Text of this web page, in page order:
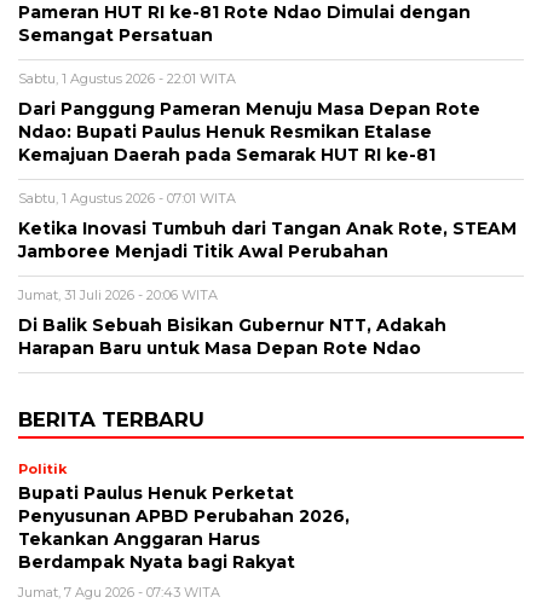
Pameran HUT RI ke-81 Rote Ndao Dimulai dengan
Semangat Persatuan
Sabtu, 1 Agustus 2026 - 22:01 WITA
Dari Panggung Pameran Menuju Masa Depan Rote
Ndao: Bupati Paulus Henuk Resmikan Etalase
Kemajuan Daerah pada Semarak HUT RI ke-81
Sabtu, 1 Agustus 2026 - 07:01 WITA
Ketika Inovasi Tumbuh dari Tangan Anak Rote, STEAM
Jamboree Menjadi Titik Awal Perubahan
Jumat, 31 Juli 2026 - 20:06 WITA
Di Balik Sebuah Bisikan Gubernur NTT, Adakah
Harapan Baru untuk Masa Depan Rote Ndao
BERITA TERBARU
Politik
Bupati Paulus Henuk Perketat
Penyusunan APBD Perubahan 2026,
Tekankan Anggaran Harus
Berdampak Nyata bagi Rakyat
Jumat, 7 Agu 2026 - 07:43 WITA